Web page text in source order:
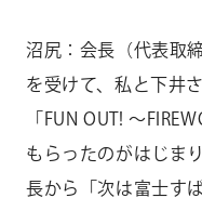
沼尻：会長（代表取
を受けて、私と下井
「FUN OUT! ～
もらったのがはじま
長から「次は富士す